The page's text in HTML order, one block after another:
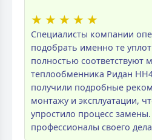
★ ★ ★ ★ ★
Специалисты компании
подобрать именно те
полностью соответствуют
теплообменника Ридан
получили подробные
монтажу и эксплуатации,
упростило процесс
профессионалы своего